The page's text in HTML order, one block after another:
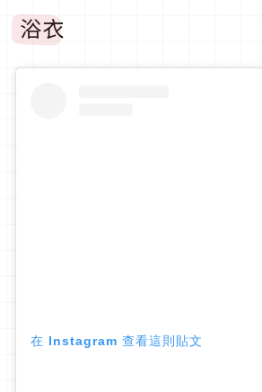
浴衣
在 Instagram 查看這則貼文